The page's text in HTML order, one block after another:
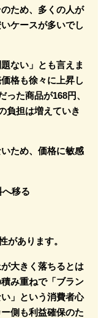
ため、多くの人が
ケースが多いでし
ない」とも言えま
格も徐々に上昇し
た商品が168円、
負担は増えていき
ため、価格に敏感
移る
があります。
大きく落ちるとは
み重ねで「ブラン
」という消費者心
側も利益確保のた